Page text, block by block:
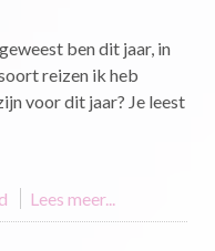
ben dit jaar, in
reizen ik heb
voor dit jaar? Je leest
Lees meer...